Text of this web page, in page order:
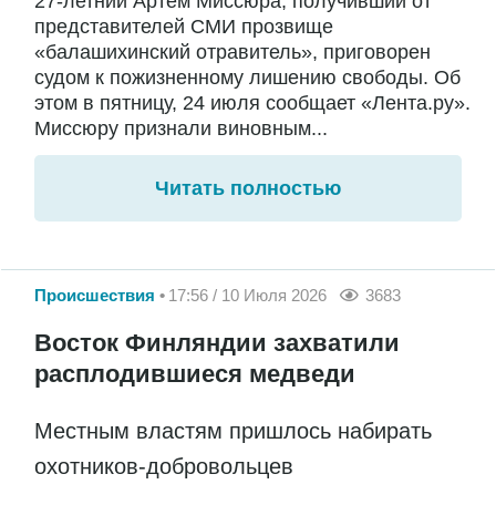
представителей СМИ прозвище
«балашихинский отравитель», приговорен
судом к пожизненному лишению свободы. Об
этом в пятницу, 24 июля сообщает «Лента.ру».
Миссюру признали виновным...
Читать полностью
Происшествия 17:56 / 10 Июля 2026 3683
Восток Финляндии захватили
расплодившиеся медведи
Местным властям пришлось набирать
охотников-добровольцев